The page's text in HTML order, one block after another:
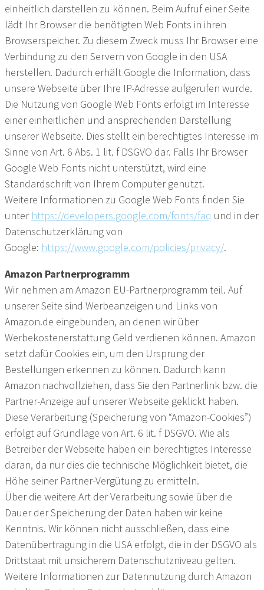
einheitlich darstellen zu können. Beim Aufruf einer Seite
lädt Ihr Browser die benötigten Web Fonts in ihren
Browserspeicher. Zu diesem Zweck muss Ihr Browser eine
Verbindung zu den Servern von Google in den USA
herstellen. Dadurch erhält Google die Information, dass
unsere Webseite über Ihre IP-Adresse aufgerufen wurde.
Die Nutzung von Google Web Fonts erfolgt im Interesse
einer einheitlichen und ansprechenden Darstellung
unserer Webseite. Dies stellt ein berechtigtes Interesse im
Sinne von Art. 6 Abs. 1 lit. f DSGVO dar. Falls Ihr Browser
Google Web Fonts nicht unterstützt, wird eine
Standardschrift von Ihrem Computer genutzt.
Weitere Informationen zu Google Web Fonts finden Sie
unter https://developers.google.com/fonts/faq und in der
Datenschutzerklärung von
Google: https://www.google.com/policies/privacy/.
Amazon Partnerprogramm
Wir nehmen am Amazon EU-Partnerprogramm teil. Auf
unserer Seite sind Werbeanzeigen und Links von
Amazon.de eingebunden, an denen wir über
Werbekostenerstattung Geld verdienen können. Amazon
setzt dafür Cookies ein, um den Ursprung der
Bestellungen erkennen zu können. Dadurch kann
Amazon nachvollziehen, dass Sie den Partnerlink bzw. die
Partner-Anzeige auf unserer Webseite geklickt haben.
Diese Verarbeitung (Speicherung von “Amazon-Cookies”)
erfolgt auf Grundlage von Art. 6 lit. f DSGVO. Wie als
Betreiber der Webseite haben ein berechtigtes Interesse
daran, da nur dies die technische Möglichkeit bietet, die
Höhe seiner Partner-Vergütung zu ermitteln.
Über die weitere Art der Verarbeitung sowie über die
Dauer der Speicherung der Daten haben wir keine
Kenntnis. Wir können nicht ausschließen, dass eine
Datenübertragung in die USA erfolgt, die in der DSGVO als
Drittstaat mit unsicherem Datenschutzniveau gelten.
Weitere Informationen zur Datennutzung durch Amazon